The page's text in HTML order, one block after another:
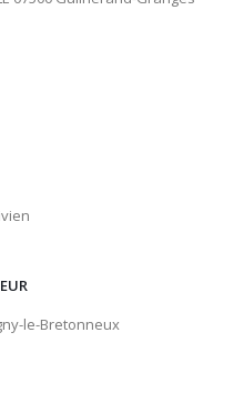
le-Bretonneux